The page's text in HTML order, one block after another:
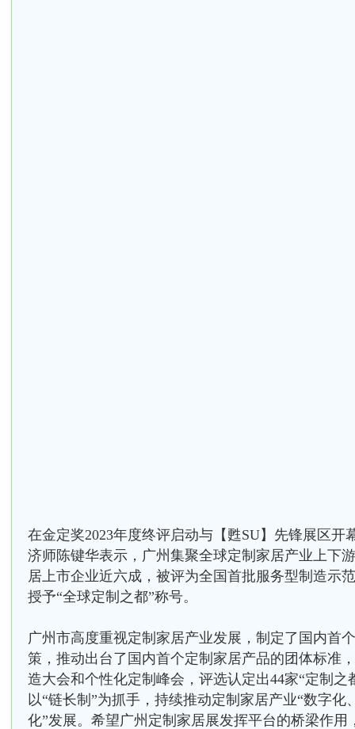
在金定奖2023年度终评启动与【甦SU】先锋展区开
济师陈键华表示，广州集聚全球定制家居产业上下
居上市企业近六成，被评为全国首批服务型制造示
授予“全球定制之都”称号。
广州市高度重视定制家居产业发展，制定了国内首
策，推动出台了国内首个定制家居产品的团体标准
造大会和个性化定制峰会，评选认定出44家“定制之
以“链长制”为抓手，持续推动定制家居产业“数字化
化”发展。希望广州定制家居展发挥平台的桥梁作用